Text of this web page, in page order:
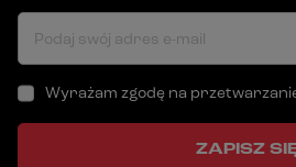
Podaj swój adres e-mail
Wyrażam zgodę na
ZAPISZ